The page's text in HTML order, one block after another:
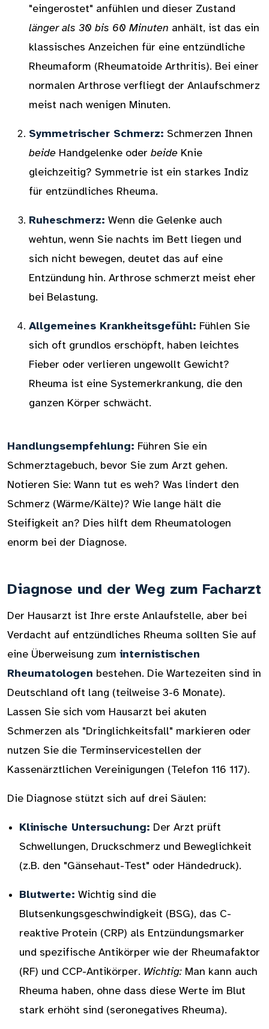
"eingerostet" anfühlen und dieser Zustand
länger als 30 bis 60 Minuten anhält, ist das ein
klassisches Anzeichen für eine entzündliche
Rheumaform (Rheumatoide Arthritis). Bei einer
normalen Arthrose verfliegt der Anlaufschmerz
meist nach wenigen Minuten.
Symmetrischer Schmerz: Schmerzen Ihnen
beide Handgelenke oder beide Knie
gleichzeitig? Symmetrie ist ein starkes Indiz
für entzündliches Rheuma.
Ruheschmerz: Wenn die Gelenke auch
wehtun, wenn Sie nachts im Bett liegen und
sich nicht bewegen, deutet das auf eine
Entzündung hin. Arthrose schmerzt meist eher
bei Belastung.
Allgemeines Krankheitsgefühl: Fühlen Sie
sich oft grundlos erschöpft, haben leichtes
Fieber oder verlieren ungewollt Gewicht?
Rheuma ist eine Systemerkrankung, die den
ganzen Körper schwächt.
Handlungsempfehlung: Führen Sie ein
Schmerztagebuch, bevor Sie zum Arzt gehen.
Notieren Sie: Wann tut es weh? Was lindert den
Schmerz (Wärme/Kälte)? Wie lange hält die
Steifigkeit an? Dies hilft dem Rheumatologen
enorm bei der Diagnose.
Diagnose und der Weg zum Facharzt
Der Hausarzt ist Ihre erste Anlaufstelle, aber bei
Verdacht auf entzündliches Rheuma sollten Sie auf
eine Überweisung zum internistischen
Rheumatologen bestehen. Die Wartezeiten sind in
Deutschland oft lang (teilweise 3-6 Monate).
Lassen Sie sich vom Hausarzt bei akuten
Schmerzen als "Dringlichkeitsfall" markieren oder
nutzen Sie die Terminservicestellen der
Kassenärztlichen Vereinigungen (Telefon 116 117).
Die Diagnose stützt sich auf drei Säulen:
Klinische Untersuchung: Der Arzt prüft
Schwellungen, Druckschmerz und Beweglichkeit
(z.B. den "Gänsehaut-Test" oder Händedruck).
Blutwerte: Wichtig sind die
Blutsenkungsgeschwindigkeit (BSG), das C-
reaktive Protein (CRP) als Entzündungsmarker
und spezifische Antikörper wie der Rheumafaktor
(RF) und CCP-Antikörper. Wichtig: Man kann auch
Rheuma haben, ohne dass diese Werte im Blut
stark erhöht sind (seronegatives Rheuma).